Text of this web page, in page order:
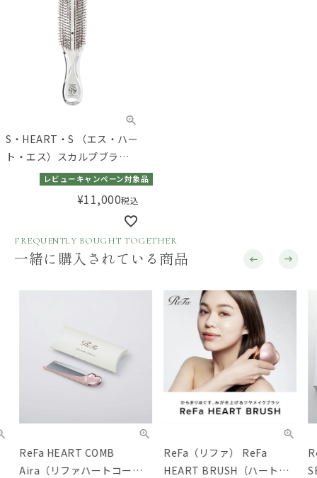
S・HEART・S （エス・ハー
ト・エス）スカルプブラシ
レビューキャンペーン対象品
¥11,000税込
FREQUENTLY BOUGHT TOGETHER
一緒に購入されている商品
ReFa HEART COMB
Aira（リファハートコーム
ReFa（リファ） ReFa
HEART BRUSH（ハートブ